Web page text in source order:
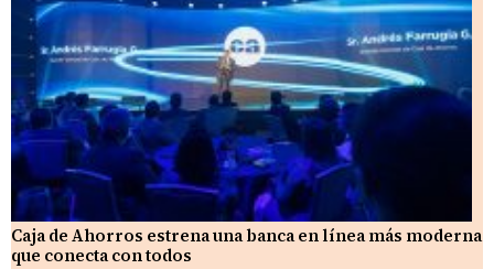
Caja de Ahorros estrena una banca en línea más moderna
que conecta con todos